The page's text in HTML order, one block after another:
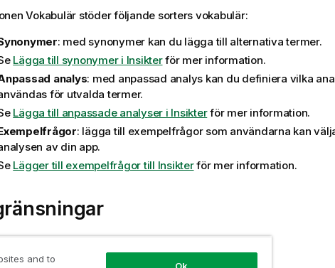
Vokabulär stöder följande sorters vokabulär:
: med synonymer kan du lägga till alternativa termer.
Lägga till synonymer i Insikterför mer information.
analys: med anpassad analys kan du definiera vilka
för utvalda termer.
Lägga till anpassade analyser i Insikterför mer information.
: lägga till exempelfrågor som användarna kan
av din app.
Lägger till exempelfrågor till Insikterför mer information.
and to